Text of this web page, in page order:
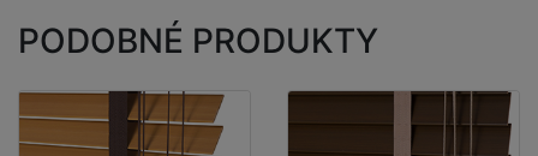
PODOBNÉ PRODUKTY